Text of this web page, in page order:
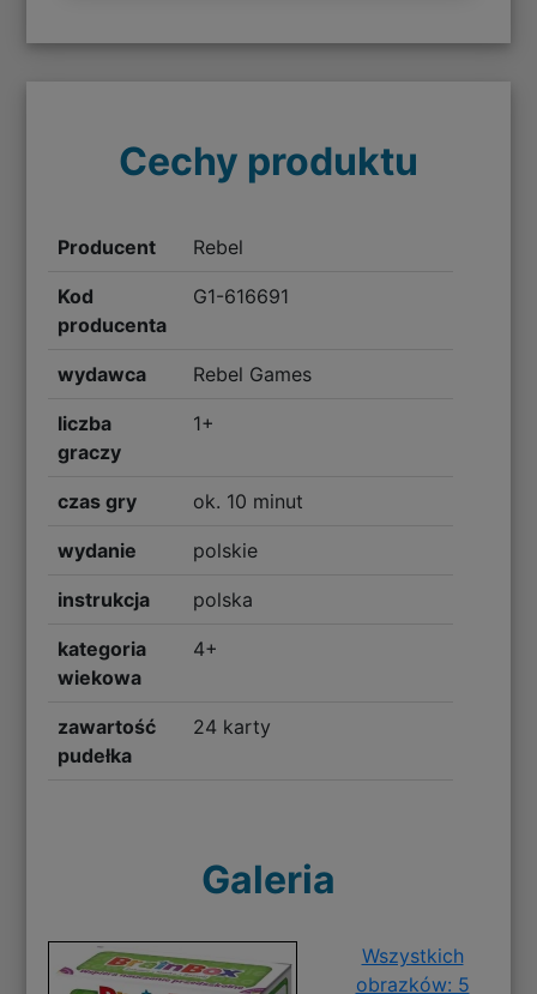
Cechy produktu
Producent Rebel
Kod
producenta
G1-616691
wydawca Rebel Games
liczba
graczy
1+
czas gry ok. 10 minut
wydanie polskie
instrukcja polska
kategoria
wiekowa
4+
zawartość
pudełka
24 karty
Galeria
Wszystkich
obrazków: 5